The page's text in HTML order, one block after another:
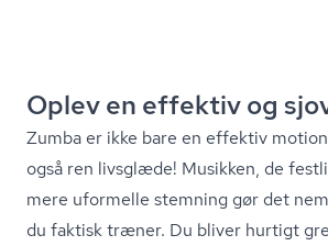
Oplev en effektiv og
Zumba er ikke bare en effektiv
også ren livsglæde! Musikken, de
mere uformelle stemning gør det
du faktisk træner. Du bliver hurtigt